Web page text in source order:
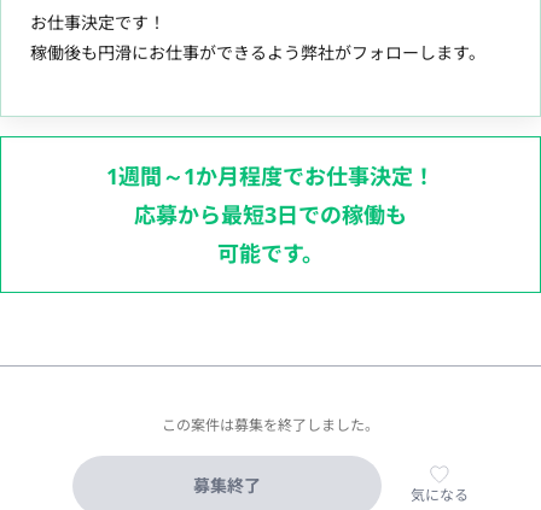
お仕事決定です！
稼働後も円滑にお仕事ができるよう弊社がフォローします。
1週間～1か月程度でお仕事決定！
応募から最短3日での稼働も
可能です。
この案件は募集を終了しました。
募集終了 気になる